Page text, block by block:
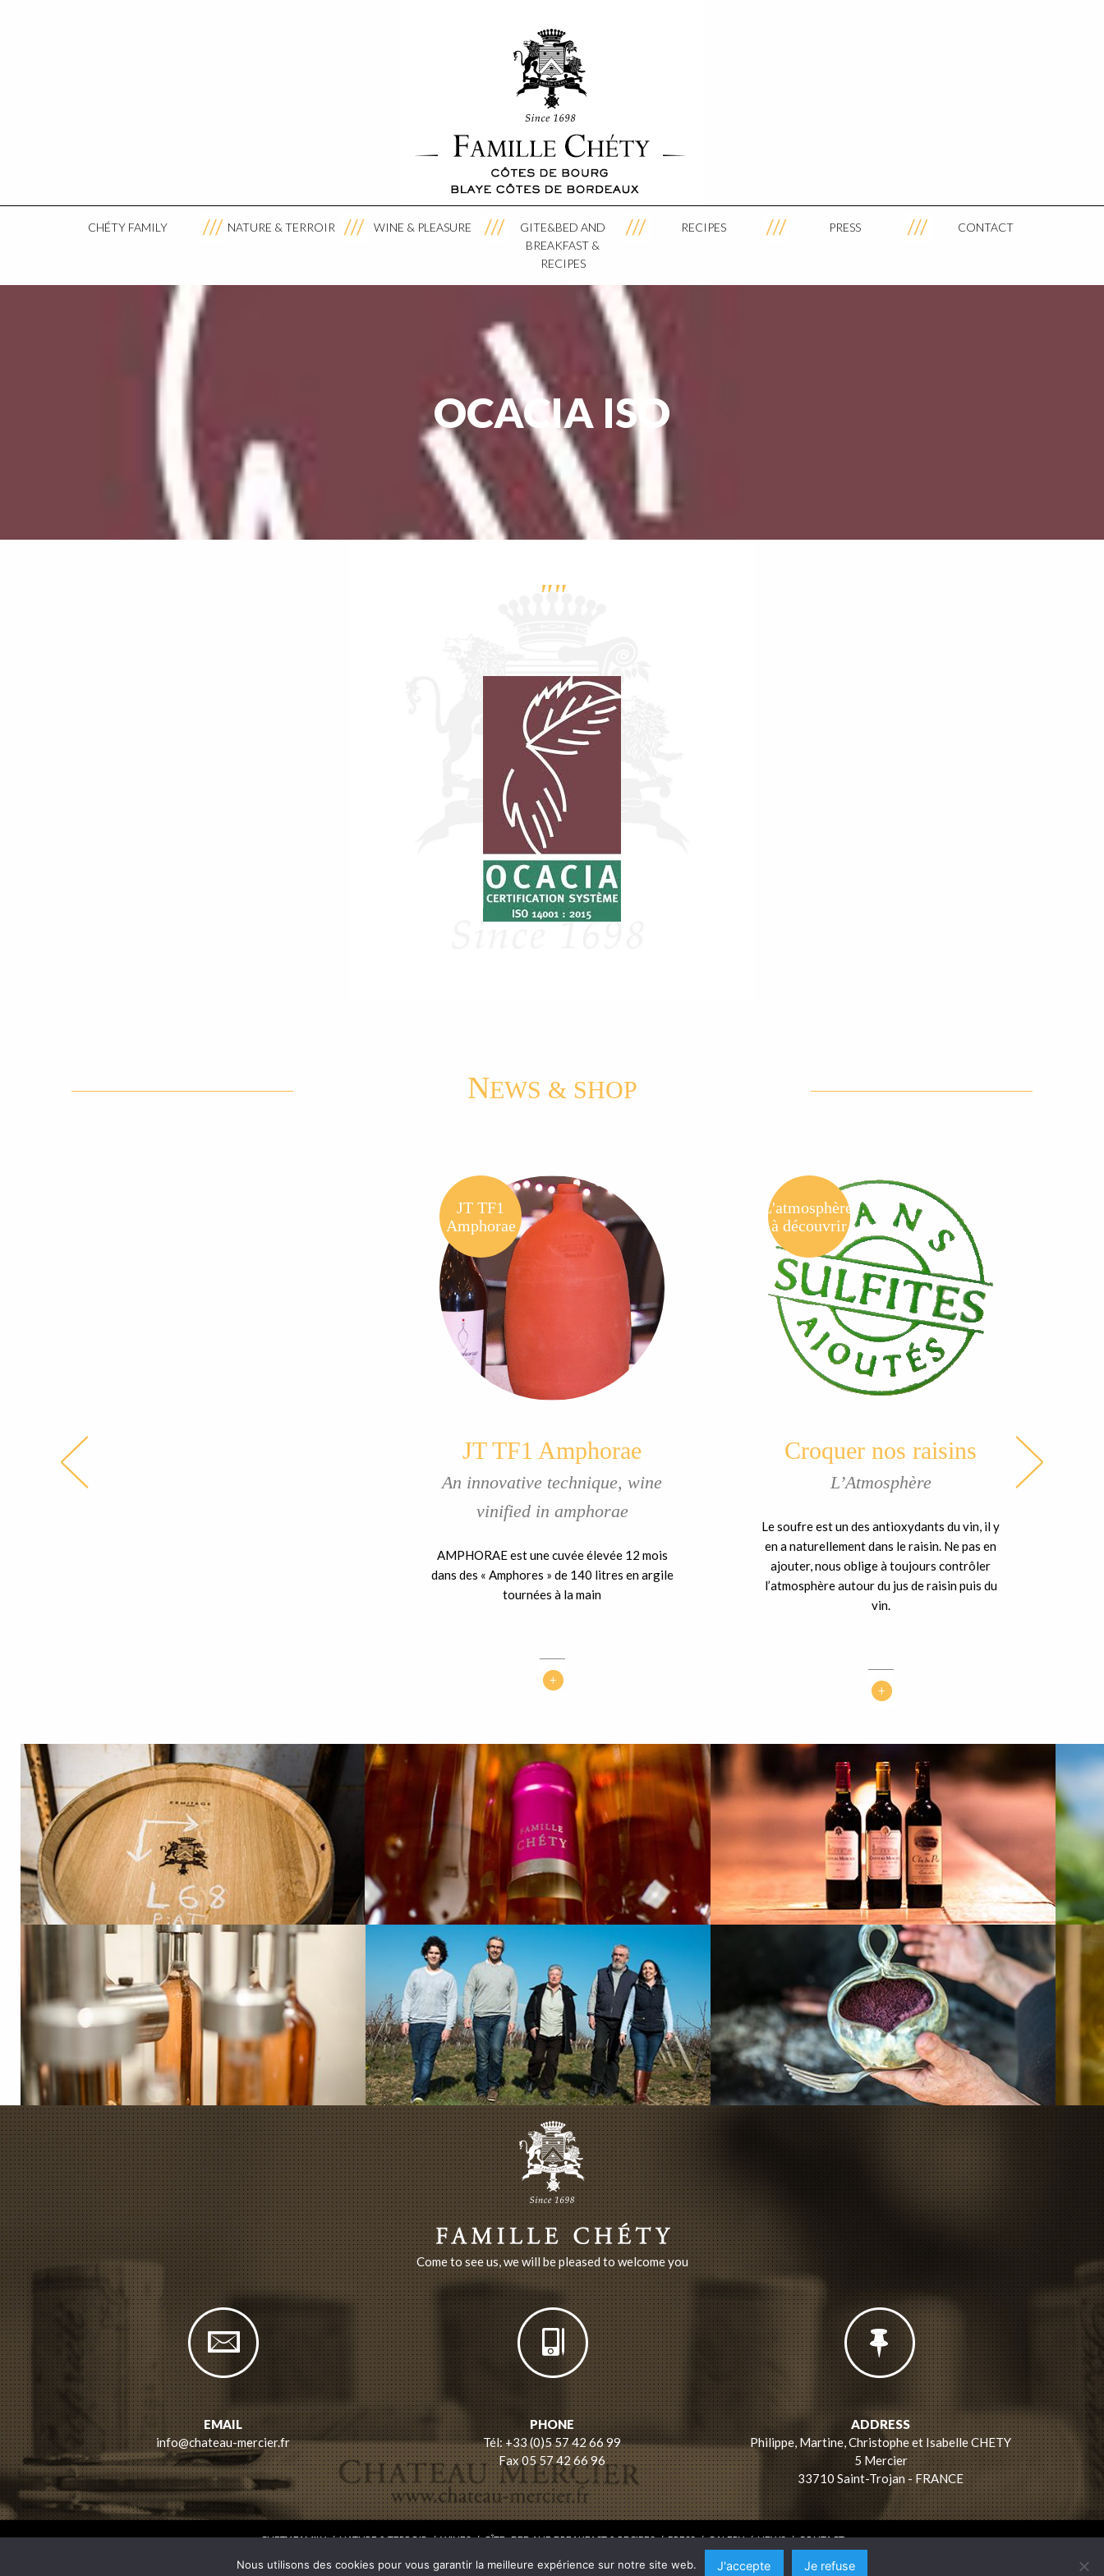
CHÉTY FAMILY NATURE & TERROIR WINE & PLEASURE
GITE&BED AND
BREAKFAST &
RECIPES
RECIPES PRESS CONTACT
OCACIA ISO
""
NEWS & SHOP
JT TF1
Amphorae
JT TF1 Amphorae
An innovative technique, wine
vinified in amphorae
AMPHORAE est une cuvée élevée 12 mois
dans des « Amphores » de 140 litres en argile
tournées à la main
L'atmosphère,
à découvrir
Croquer nos raisins
L’Atmosphère
Le soufre est un des antioxydants du vin, il y
en a naturellement dans le raisin. Ne pas en
ajouter, nous oblige à toujours contrôler
l’atmosphère autour du jus de raisin puis du
vin.
Come to see us, we will be pleased to welcome you
EMAIL
info@chateau-mercier.fr
PHONE
Tél: +33 (0)5 57 42 66 99
Fax 05 57 42 66 96
ADDRESS
Philippe, Martine, Christophe et Isabelle CHETY
5 Mercier
33710 Saint-Trojan - FRANCE
CHETY FAMILY / NATURE & TERROIR / WINES / GÎTE , BED AND BREAKFAST & RECIPES / PRESS / GALERY / NEWS / CONTACT
LEGAL // © CHÂTEAU MERCIER // BONBAY CONSEIL
Nous utilisons des cookies pour vous garantir la meilleure expérience sur notre site web. J'accepte Je refuse